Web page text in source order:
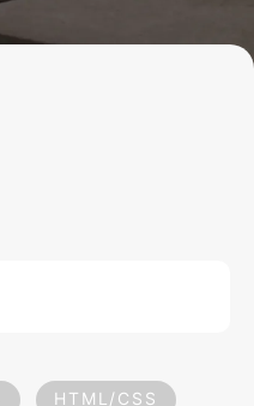
HTML/CSS